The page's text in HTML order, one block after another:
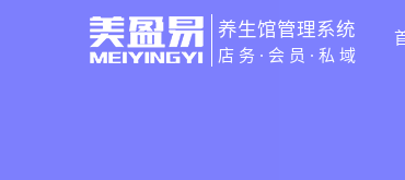
养生馆管理系统
店务·会员·私域